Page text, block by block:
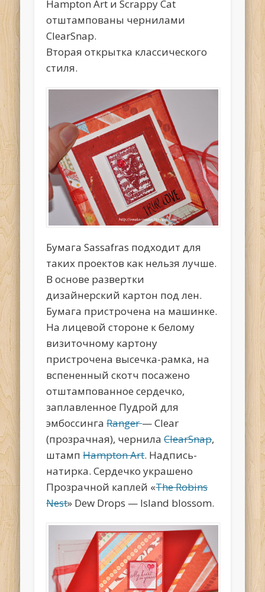
Hampton Art и Scrappy Cat
отштампованы чернилами
ClearSnap.
Вторая открытка классического
стиля.
Бумага Sassafras подходит для
таких проектов как нельзя лучше.
В основе развертки
дизайнерский картон под лен.
Бумага пристрочена на машинке.
На лицевой стороне к белому
визиточному картону
пристрочена высечка-рамка, на
вспененный скотч посажено
отштампованное сердечко,
заплавленное Пудрой для
эмбоссингаRanger— Clear
(прозрачная), чернилаClearSnap,
штампHampton Art. Надпись-
натирка. Сердечко украшено
Прозрачной каплей «The Robins
Nest» Dew Drops — Island blossom.